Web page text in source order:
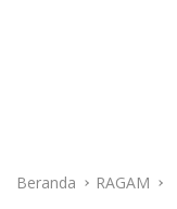
Beranda RAGAM